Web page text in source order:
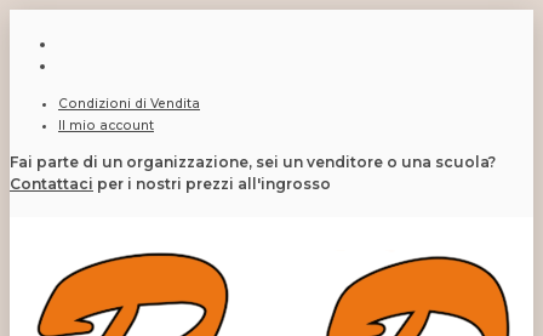
Condizioni di Vendita
Il mio account
Fai parte di un organizzazione, sei un venditore o una scuola?
Contattaci per i nostri prezzi all'ingrosso